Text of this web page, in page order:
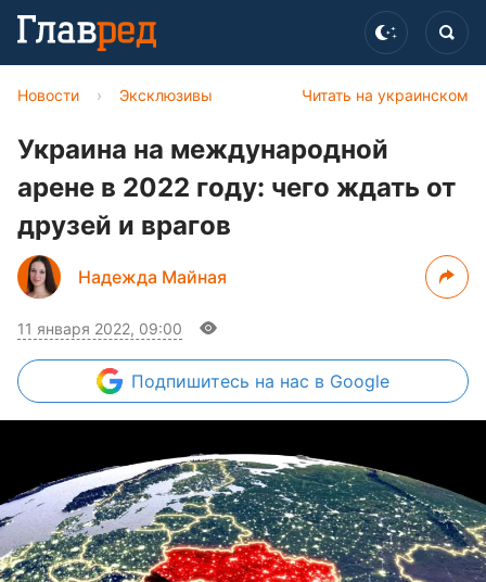
Читать на украинском
Новости › Эксклюзивы
Украина на международной
арене в 2022 году: чего ждать от
друзей и врагов
Надежда Майная
11 января 2022, 09:00
Подпишитесь на нас в Google